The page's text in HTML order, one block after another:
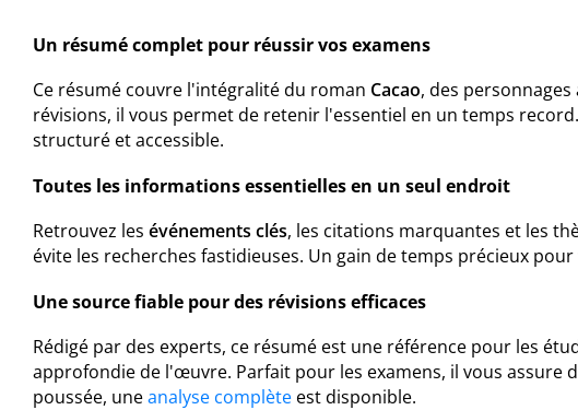
Un résumé complet pour réussir vos examens
Ce résumé couvre l'intégralité du roman Cacao, des
révisions, il vous permet de retenir l'essentiel en un temps
structuré et accessible.
Toutes les informations essentielles en un seul endroit
Retrouvez les événements clés, les citations marquantes et les
évite les recherches fastidieuses. Un gain de temps précieux
Une source fiable pour des révisions efficaces
Rédigé par des experts, ce résumé est une référence pour les
approfondie de l'œuvre. Parfait pour les examens, il vous assure
poussée, uneanalyse complète est disponible.